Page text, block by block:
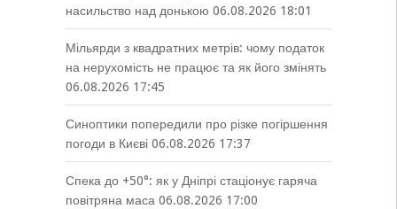
насильство над донькою 06.08.2026 18:01
Мільярди з квадратних метрів: чому податок
на нерухомість не працює та як його змінять
06.08.2026 17:45
Синоптики попередили про різке погіршення
погоди в Києві 06.08.2026 17:37
Спека до +50°: як у Дніпрі стаціонує гаряча
повітряна маса 06.08.2026 17:00